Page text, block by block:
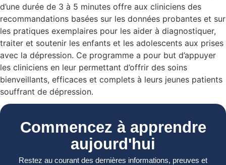
d’une durée de 3 à 5 minutes offre aux cliniciens des
recommandations basées sur les données probantes et sur
les pratiques exemplaires pour les aider à diagnostiquer,
traiter et soutenir les enfants et les adolescents aux prises
avec la dépression. Ce programme a pour but d’appuyer
les cliniciens en leur permettant d’offrir des soins
bienveillants, efficaces et complets à leurs jeunes patients
souffrant de dépression.
Commencez à apprendre
aujourd'hui
Restez au courant des dernières informations, preuves et